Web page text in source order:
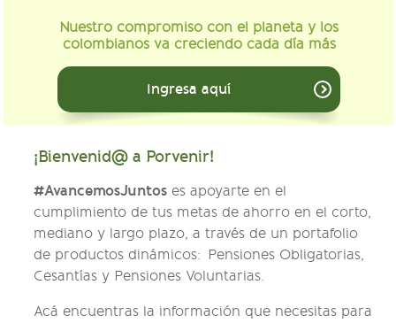
Nuestro compromiso con el planeta y los
colombianos va creciendo cada día más
Ingresa aquí
¡Bienvenid@ a Porvenir!
#AvancemosJuntos es apoyarte en el
cumplimiento de tus metas de ahorro en el corto,
mediano y largo plazo, a través de un portafolio
de productos dinámicos: Pensiones Obligatorias,
Cesantías y Pensiones Voluntarias.
Acá encuentras la información que necesitas para